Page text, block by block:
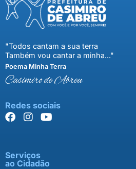
"Todos cantam a sua terra
Também vou cantar a minha..."
Poema Minha Terra
Casimiro de Abreu
Redes sociais
Serviços
ao Cidadão